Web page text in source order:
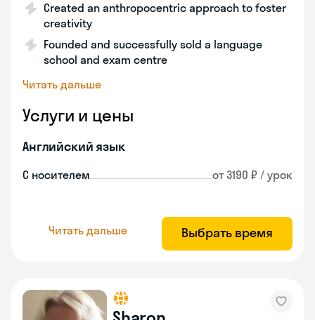
Created an anthropocentric approach to foster
creativity
Founded and successfully sold a language
school and exam centre
Читать дальше
Услуги и цены
Английский язык
С носителем от 3190 ₽ / урок
Читать дальше Выбрать время